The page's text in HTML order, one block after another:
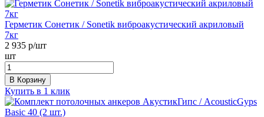
Герметик Сонетик / Sonetik виброакустический акриловый
7кг
2 935 р/шт
шт
В Корзину
Купить в 1 клик